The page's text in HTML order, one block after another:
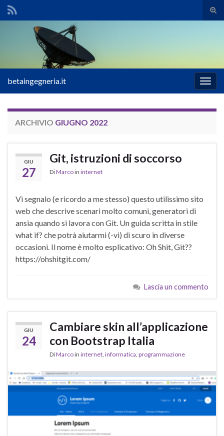
il
Search for:
la
betaingegneria.it
ARCHIVIO GIUGNO 2022
GIU
27
Git, istruzioni di soccorso
DiMarcoin internet
Vi segnalo (e ricordo a me stesso) questo utilissimo sito
web che descrive scenari molto comuni, generatori di
ansia quando si lavora con Git. Un guida scritta in stile
what if? che potrà aiutarmi (-vi) di scuro in diverse
occasioni. Il nome è molto esplicativo: Oh Shit, Git??
https://ohshitgit.com/
Lascia un commento
GIU
24
Cambiare skin all’applicazione
con Bootstrap Italia
DiMarcoin internet informatica programmazione